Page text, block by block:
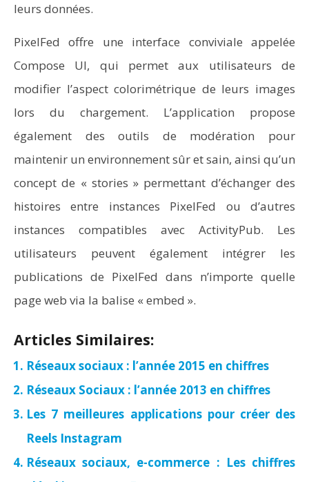
leurs données.
PixelFed offre une interface conviviale appelée
Compose UI, qui permet aux utilisateurs de
modifier l’aspect colorimétrique de leurs images
lors du chargement. L’application propose
également des outils de modération pour
maintenir un environnement sûr et sain, ainsi qu’un
concept de « stories » permettant d’échanger des
histoires entre instances PixelFed ou d’autres
instances compatibles avec ActivityPub. Les
utilisateurs peuvent également intégrer les
publications de PixelFed dans n’importe quelle
page web via la balise « embed ».
Articles Similaires:
Réseaux sociaux : l’année 2015 en chiffres
Réseaux Sociaux : l’année 2013 en chiffres
Les 7 meilleures applications pour créer des
Reels Instagram
Réseaux sociaux, e-commerce : Les chiffres